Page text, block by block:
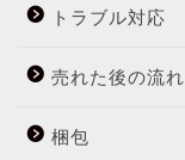
トラブル対応
売れた後の流れ
梱包